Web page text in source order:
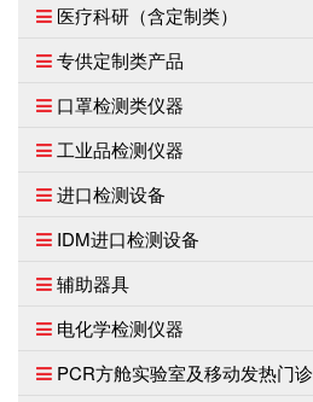
医疗科研（含定制类）
专供定制类产品
口罩检测类仪器
工业品检测仪器
进口检测设备
IDM进口检测设备
辅助器具
电化学检测仪器
PCR方舱实验室及移动发热门诊